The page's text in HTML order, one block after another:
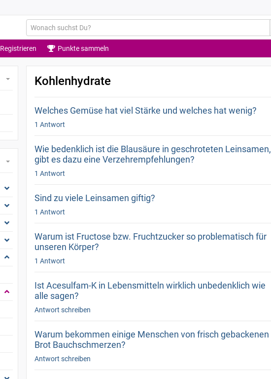
Registrieren Punkte sammeln
Kohlenhydrate
Welches Gemüse hat viel Stärke und welches hat wenig?
1 Antwort
Wie bedenklich ist die Blausäure in geschroteten Leinsamen,
gibt es dazu eine Verzehrempfehlungen?
1 Antwort
Sind zu viele Leinsamen giftig?
1 Antwort
Warum ist Fructose bzw. Fruchtzucker so problematisch für
unseren Körper?
1 Antwort
Ist Acesulfam-K in Lebensmitteln wirklich unbedenklich wie
alle sagen?
Antwort schreiben
Warum bekommen einige Menschen von frisch gebackenen
Brot Bauchschmerzen?
Antwort schreiben